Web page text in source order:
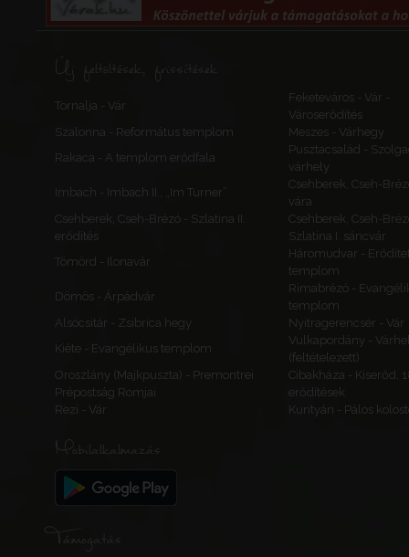
Új feltöltések, frissítések
Tornalja - Vár
Feketeváros - Vár -
Városerődítés
Szalonna - Református templom
Meszes - Várhegy
Rakaca - A templom erődfala
Pusztacsalád -
várhely
Imbach - Imbach II., „Im Turner”
Csehberek, Cseh-
vára
Csehberek, Cseh-Brézó - Szlatina II.
erődítés
Csehberek, Cseh-
Szlatina I. sáncvár
Tömörd - Ilonavár
Háromudvar -
templom
Dömös - Árpádvár
Rimabrézó -
templom
Alsócsitár - Zsibrica hegy
Nyitragerencsér - Vár
Kiéte - Evangélikus templom
Vulkapordány -
(feltételezett)
Oroszlány (Majkpuszta) - Premontrei
Prépostság Romjai
Cibakháza - Kiserőd,
erődítések
Rezi - Vár
Kurityán - Pálos
Mobilalkalmazás
Támogatás